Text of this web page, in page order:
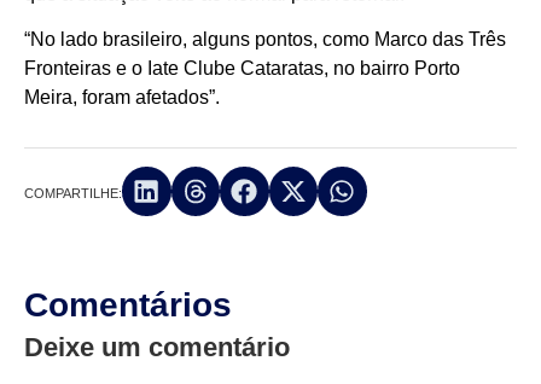
“No lado brasileiro, alguns pontos, como Marco das Três
Fronteiras e o Iate Clube Cataratas, no bairro Porto
Meira, foram afetados”.
COMPARTILHE:
Comentários
Deixe um comentário